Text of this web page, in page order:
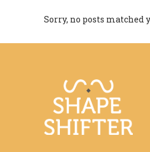
Sorry, no posts matched